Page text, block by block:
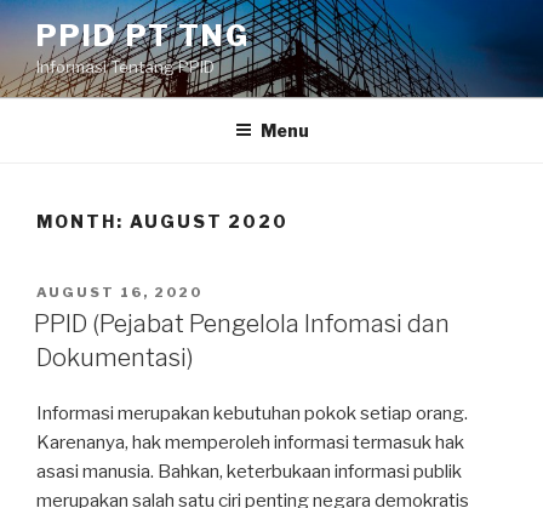
Skip
content
PPID PT TNG
Informasi Tentang PPID
Menu
MONTH: AUGUST 2020
POSTED
ON
AUGUST 16, 2020
PPID (Pejabat Pengelola Infomasi dan
Dokumentasi)
Informasi merupakan kebutuhan pokok setiap orang.
Karenanya, hak memperoleh informasi termasuk hak
asasi manusia. Bahkan, keterbukaan informasi publik
merupakan salah satu ciri penting negara demokratis